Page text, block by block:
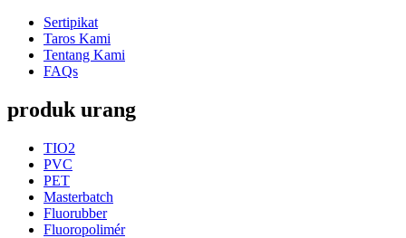
Sertipikat
Taros Kami
Tentang Kami
FAQs
produk urang
TIO2
PVC
PET
Masterbatch
Fluorubber
Fluoropolimér